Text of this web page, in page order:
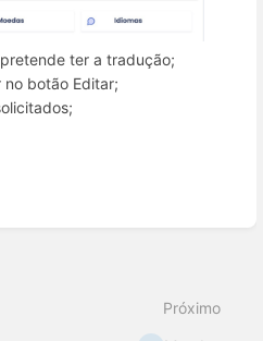
ter a tradução;
no botão Editar;
Próximo